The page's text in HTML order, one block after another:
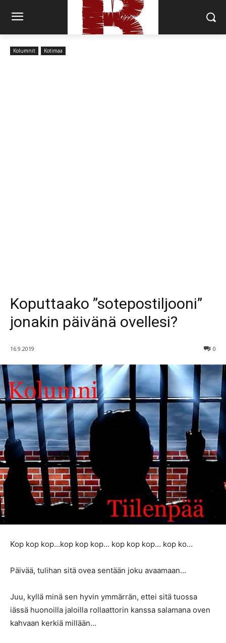
Kolumnit Kotimaa
Koputtaako ”sotepostiljooni”
jonakin päivänä ovellesi?
16.9.2019 0
Kop kop kop…kop kop kop… kop kop kop… kop ko…
Päivää, tulihan sitä ovea sentään joku avaamaan…
Juu, kyllä minä sen hyvin ymmärrän, ettei sitä tuossa
iässä huonoilla jaloilla rollaattorin kanssa salamana oven
kahvaan kerkiä millään…